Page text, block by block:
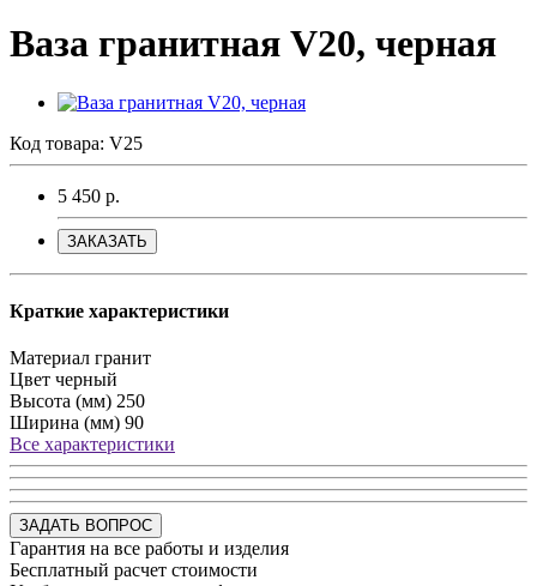
Ваза гранитная V20, черная
Код товара: V25
5 450 р.
ЗАКАЗАТЬ
Краткие характеристики
Материал гранит
Цвет черный
Высота (мм) 250
Ширина (мм) 90
Все характеристики
ЗАДАТЬ ВОПРОС
Гарантия на все работы и изделия
Бесплатный расчет стоимости